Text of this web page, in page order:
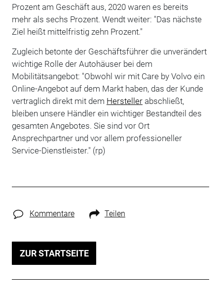
Prozent am Geschäft aus, 2020 waren es bereits
mehr als sechs Prozent. Wendt weiter: "Das nächste
Ziel heißt mittelfristig zehn Prozent."
Zugleich betonte der Geschäftsführer die unverändert
wichtige Rolle der Autohäuser bei dem
Mobilitätsangebot: "Obwohl wir mit Care by Volvo ein
Online-Angebot auf dem Markt haben, das der Kunde
vertraglich direkt mit dem Herstellerabschließt,
bleiben unsere Händler ein wichtiger Bestandteil des
gesamten Angebotes. Sie sind vor Ort
Ansprechpartner und vor allem professioneller
Service-Dienstleister." (rp)
Kommentare Teilen
ZUR STARTSEITE